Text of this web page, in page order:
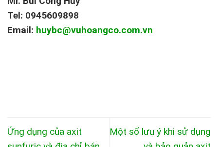
Tel: 0945609898
Email: huybc@vuhoangco.com.vn
Ứng dụng của axit
Một số lưu ý khi sử dụng